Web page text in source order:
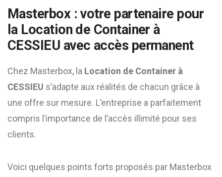
Masterbox : votre partenaire pour
la Location de Container à
CESSIEU avec accès permanent
Chez Masterbox, la Location de Container à
CESSIEU s’adapte aux réalités de chacun grâce à
une offre sur mesure. L’entreprise a parfaitement
compris l’importance de l’accès illimité pour ses
clients.
Voici quelques points forts proposés par Masterbox